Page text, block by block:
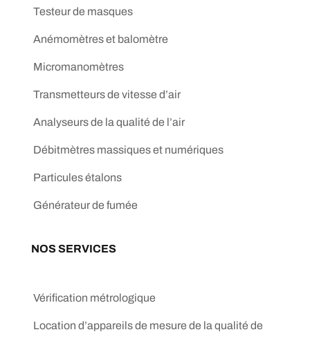
Testeur de masques
Anémomètres et balomètre
Micromanomètres
Transmetteurs de vitesse d’air
Analyseurs de la qualité de l’air
Débitmètres massiques et numériques
Particules étalons
Générateur de fumée
NOS SERVICES
Vérification métrologique
Location d’appareils de mesure de la qualité de